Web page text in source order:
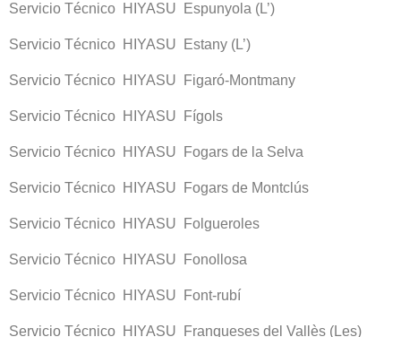
Servicio Técnico HIYASU Espunyola (L’)
Servicio Técnico HIYASU Estany (L’)
Servicio Técnico HIYASU Figaró-Montmany
Servicio Técnico HIYASU Fígols
Servicio Técnico HIYASU Fogars de la Selva
Servicio Técnico HIYASU Fogars de Montclús
Servicio Técnico HIYASU Folgueroles
Servicio Técnico HIYASU Fonollosa
Servicio Técnico HIYASU Font-rubí
Servicio Técnico HIYASU Franqueses del Vallès (Les)